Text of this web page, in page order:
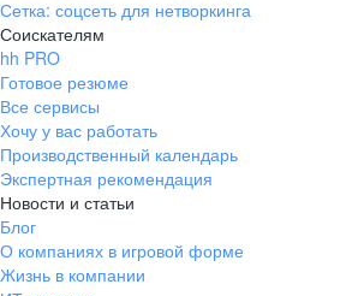
Сетка: соцсеть для нетворкинга
Соискателям
hh PRO
Готовое резюме
Все сервисы
Хочу у вас работать
Производственный календарь
Экспертная рекомендация
Новости и статьи
Блог
О компаниях в игровой форме
Жизнь в компании